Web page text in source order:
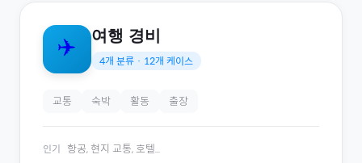
✈️ 여행 경비
4개 분류 · 12개 케이스
교통 숙박 활동 출장
인기 항공, 현지 교통, 호텔...